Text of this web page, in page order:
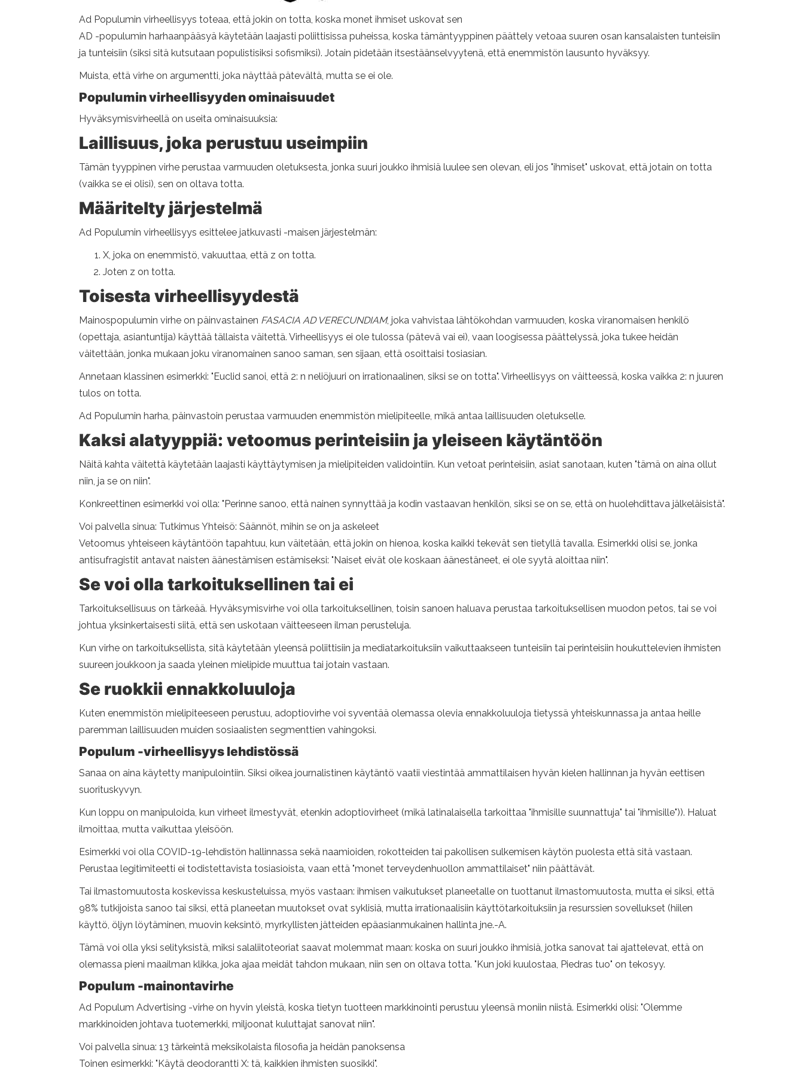
Ad Populumin virheellisyys toteaa, että jokin on totta, koska monet ihmiset uskovat sen
AD -populumin harhaanpääsyä käytetään laajasti poliittisissa puheissa, koska tämäntyyppinen päättely vetoaa suuren osan kansalaisten tunteisiin
ja tunteisiin (siksi sitä kutsutaan populistisiksi sofismiksi). Jotain pidetään itsestäänselvyytenä, että enemmistön lausunto hyväksyy.
Muista, että virhe on argumentti, joka näyttää pätevältä, mutta se ei ole.
Populumin virheellisyyden ominaisuudet
Hyväksymisvirheellä on useita ominaisuuksia:
Laillisuus, joka perustuu useimpiin
Tämän tyyppinen virhe perustaa varmuuden oletuksesta, jonka suuri joukko ihmisiä luulee sen olevan, eli jos "ihmiset" uskovat, että jotain on totta
(vaikka se ei olisi), sen on oltava totta.
Määritelty järjestelmä
Ad Populumin virheellisyys esittelee jatkuvasti -maisen järjestelmän:
X, joka on enemmistö, vakuuttaa, että z on totta.
Joten z on totta.
Toisesta virheellisyydestä
Mainospopulumin virhe on päinvastainen FASACIA AD VERECUNDIAM, joka vahvistaa lähtökohdan varmuuden, koska viranomaisen henkilö
(opettaja, asiantuntija) käyttää tällaista väitettä. Virheellisyys ei ole tulossa (pätevä vai ei), vaan loogisessa päättelyssä, joka tukee heidän
väitettään, jonka mukaan joku viranomainen sanoo saman, sen sijaan, että osoittaisi tosiasian.
Annetaan klassinen esimerkki: "Euclid sanoi, että 2: n neliöjuuri on irrationaalinen, siksi se on totta". Virheellisyys on väitteessä, koska vaikka 2: n juuren
tulos on totta.
Ad Populumin harha, päinvastoin perustaa varmuuden enemmistön mielipiteelle, mikä antaa laillisuuden oletukselle.
Kaksi alatyyppiä: vetoomus perinteisiin ja yleiseen käytäntöön
Näitä kahta väitettä käytetään laajasti käyttäytymisen ja mielipiteiden validointiin. Kun vetoat perinteisiin, asiat sanotaan, kuten "tämä on aina ollut
niin, ja se on niin".
Konkreettinen esimerkki voi olla: "Perinne sanoo, että nainen synnyttää ja kodin vastaavan henkilön, siksi se on se, että on huolehdittava jälkeläisistä".
Voi palvella sinua: Tutkimus Yhteisö: Säännöt, mihin se on ja askeleet
Vetoomus yhteiseen käytäntöön tapahtuu, kun väitetään, että jokin on hienoa, koska kaikki tekevät sen tietyllä tavalla. Esimerkki olisi se, jonka
antisufragistit antavat naisten äänestämisen estämiseksi: "Naiset eivät ole koskaan äänestäneet, ei ole syytä aloittaa niin".
Se voi olla tarkoituksellinen tai ei
Tarkoituksellisuus on tärkeää. Hyväksymisvirhe voi olla tarkoituksellinen, toisin sanoen haluava perustaa tarkoituksellisen muodon petos, tai se voi
johtua yksinkertaisesti siitä, että sen uskotaan väitteeseen ilman perusteluja.
Kun virhe on tarkoituksellista, sitä käytetään yleensä poliittisiin ja mediatarkoituksiin vaikuttaakseen tunteisiin tai perinteisiin houkuttelevien ihmisten
suureen joukkoon ja saada yleinen mielipide muuttua tai jotain vastaan.
Se ruokkii ennakkoluuloja
Kuten enemmistön mielipiteeseen perustuu, adoptiovirhe voi syventää olemassa olevia ennakkoluuloja tietyssä yhteiskunnassa ja antaa heille
paremman laillisuuden muiden sosiaalisten segmenttien vahingoksi.
Populum -virheellisyys lehdistössä
Sanaa on aina käytetty manipulointiin. Siksi oikea journalistinen käytäntö vaatii viestintää ammattilaisen hyvän kielen hallinnan ja hyvän eettisen
suorituskyvyn.
Kun loppu on manipuloida, kun virheet ilmestyvät, etenkin adoptiovirheet (mikä latinalaisella tarkoittaa "ihmisille suunnattuja" tai "ihmisille")). Haluat
ilmoittaa, mutta vaikuttaa yleisöön.
Esimerkki voi olla COVID-19-lehdistön hallinnassa sekä naamioiden, rokotteiden tai pakollisen sulkemisen käytön puolesta että sitä vastaan.
Perustaa legitimiteetti ei todistettavista tosiasioista, vaan että "monet terveydenhuollon ammattilaiset" niin päättävät.
Tai ilmastomuutosta koskevissa keskusteluissa, myös vastaan: ihmisen vaikutukset planeetalle on tuottanut ilmastomuutosta, mutta ei siksi, että
98% tutkijoista sanoo tai siksi, että planeetan muutokset ovat syklisiä, mutta irrationaalisiin käyttötarkoituksiin ja resurssien sovellukset (hiilen
käyttö, öljyn löytäminen, muovin keksintö, myrkyllisten jätteiden epäasianmukainen hallinta jne.-A.
Tämä voi olla yksi selityksistä, miksi salaliitoteoriat saavat molemmat maan: koska on suuri joukko ihmisiä, jotka sanovat tai ajattelevat, että on
olemassa pieni maailman klikka, joka ajaa meidät tahdon mukaan, niin sen on oltava totta. "Kun joki kuulostaa, Piedras tuo" on tekosyy.
Populum -mainontavirhe
Ad Populum Advertising -virhe on hyvin yleistä, koska tietyn tuotteen markkinointi perustuu yleensä moniin niistä. Esimerkki olisi: "Olemme
markkinoiden johtava tuotemerkki, miljoonat kuluttajat sanovat niin".
Voi palvella sinua: 13 tärkeintä meksikolaista filosofia ja heidän panoksensa
Toinen esimerkki: "Käytä deodorantti X: tä, kaikkien ihmisten suosikki".